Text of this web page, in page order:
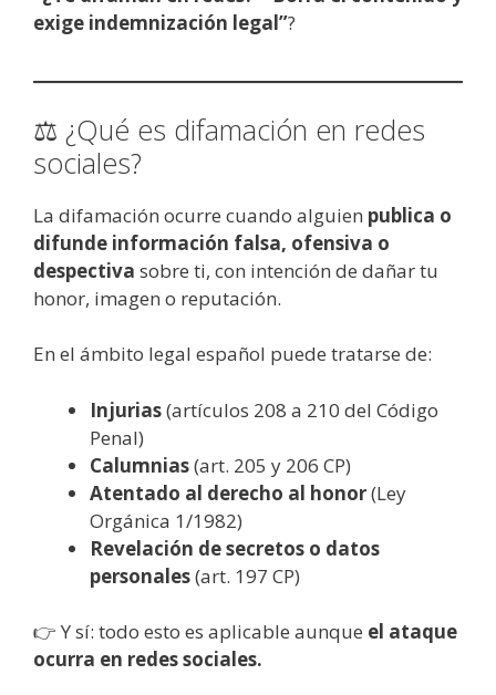
exige indemnización legal”?
⚖️ ¿Qué es difamación en redes
sociales?
La difamación ocurre cuando alguien publica o
difunde información falsa, ofensiva o
despectiva sobre ti, con intención de dañar tu
honor, imagen o reputación.
En el ámbito legal español puede tratarse de:
Injurias(artículos 208 a 210 del Código
Penal)
Calumnias(art. 205 y 206 CP)
Atentado al derecho al honor(Ley
Orgánica 1/1982)
Revelación de secretos o datos
personales(art. 197 CP)
👉 Y sí: todo esto es aplicable aunque el ataque
ocurra en redes sociales.